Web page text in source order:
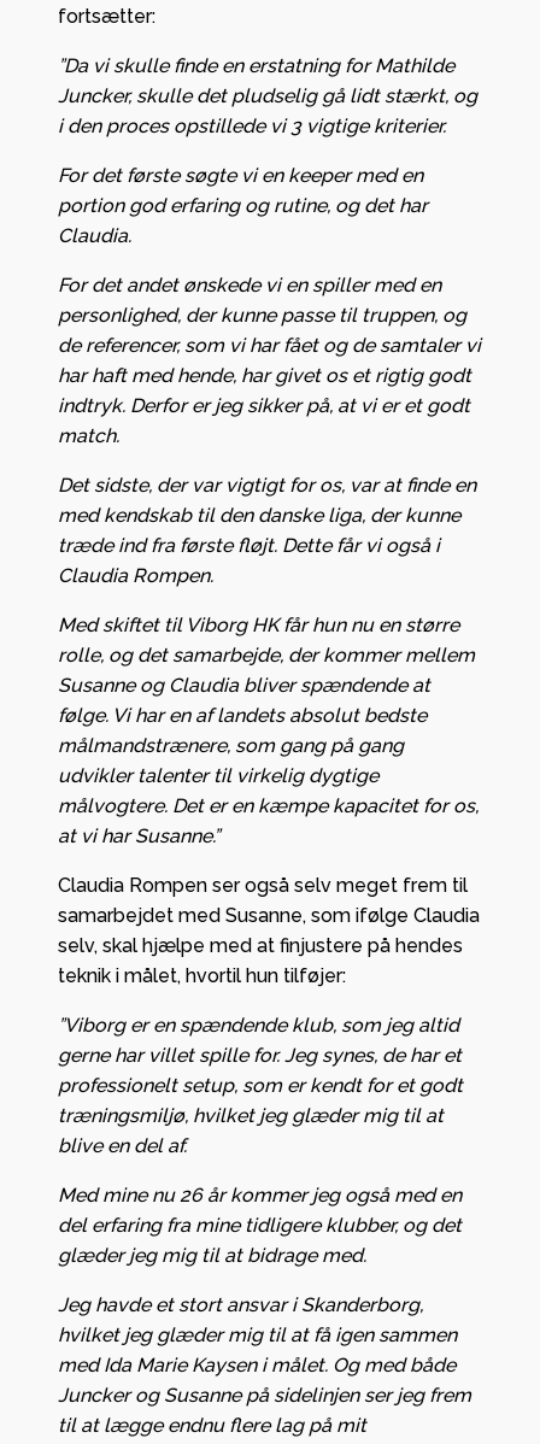
fortsætter:
”Da vi skulle finde en erstatning for Mathilde
Juncker, skulle det pludselig gå lidt stærkt, og
i den proces opstillede vi 3 vigtige kriterier.
For det første søgte vi en keeper med en
portion god erfaring og rutine, og det har
Claudia.
For det andet ønskede vi en spiller med en
personlighed, der kunne passe til truppen, og
de referencer, som vi har fået og de samtaler vi
har haft med hende, har givet os et rigtig godt
indtryk. Derfor er jeg sikker på, at vi er et godt
match.
Det sidste, der var vigtigt for os, var at finde en
med kendskab til den danske liga, der kunne
træde ind fra første fløjt. Dette får vi også i
Claudia Rompen.
Med skiftet til Viborg HK får hun nu en større
rolle, og det samarbejde, der kommer mellem
Susanne og Claudia bliver spændende at
følge. Vi har en af landets absolut bedste
målmandstrænere, som gang på gang
udvikler talenter til virkelig dygtige
målvogtere. Det er en kæmpe kapacitet for os,
at vi har Susanne.”
Claudia Rompen ser også selv meget frem til
samarbejdet med Susanne, som ifølge Claudia
selv, skal hjælpe med at finjustere på hendes
teknik i målet, hvortil hun tilføjer:
”Viborg er en spændende klub, som jeg altid
gerne har villet spille for. Jeg synes, de har et
professionelt setup, som er kendt for et godt
træningsmiljø, hvilket jeg glæder mig til at
blive en del af.
Med mine nu 26 år kommer jeg også med en
del erfaring fra mine tidligere klubber, og det
glæder jeg mig til at bidrage med.
Jeg havde et stort ansvar i Skanderborg,
hvilket jeg glæder mig til at få igen sammen
med Ida Marie Kaysen i målet. Og med både
Juncker og Susanne på sidelinjen ser jeg frem
til at lægge endnu flere lag på mit